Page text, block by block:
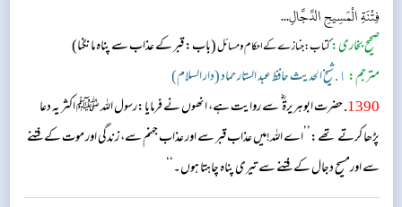
فِتْنَةِ الْمَسِيحِ الدَّجَّالِ...
صحیح بخاری:کتاب: جنازے کے احکام و مسائل(باب: قبر کے عذاب سے پناہ مانگنا)
مترجم: ١. شیخ الحدیث حافظ عبد الستار حماد (دار السلام)
1390 . حضرت ابوہریرۃ ؓ سے روایت ہے، انھوں نے فرمایا:رسول اللہ ﷺ اکثر یہ دعا
پڑھا کرتے تھے:’’اے اللہ!میں عذاب قبر سے اور عذاب جہنم سے، زندگی اور موت کے فتنے
سے اورمسیح دجال کے فتنے سے تیری پناہ چاہتا ہوں۔‘‘